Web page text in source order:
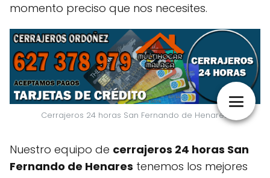
momento preciso que nos necesites.
Cerrajeros 24 horas San Fernando de Henares.
Nuestro equipo de cerrajeros 24 horas San
Fernando de Henares tenemos los mejores